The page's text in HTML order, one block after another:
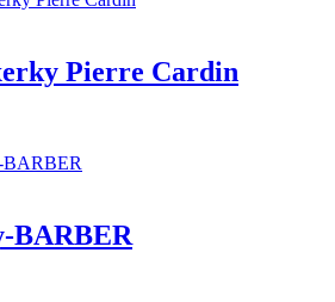
Pierre Cardin
BARBER